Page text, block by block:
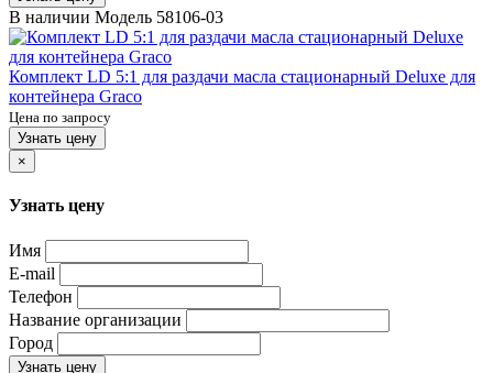
В наличии Модель 58106-03
Комплект LD 5:1 для раздачи масла стационарный Deluxe для
контейнера Graco
Цена по запросу
Узнать цену
×
Узнать цену
Имя
E-mail
Телефон
Название организации
Город
Узнать цену